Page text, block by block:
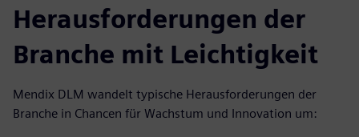
Herausforderungen der
Branche mit Leichtigkeit
Mendix DLM wandelt typische Herausforderungen der
Branche in Chancen für Wachstum und Innovation um: